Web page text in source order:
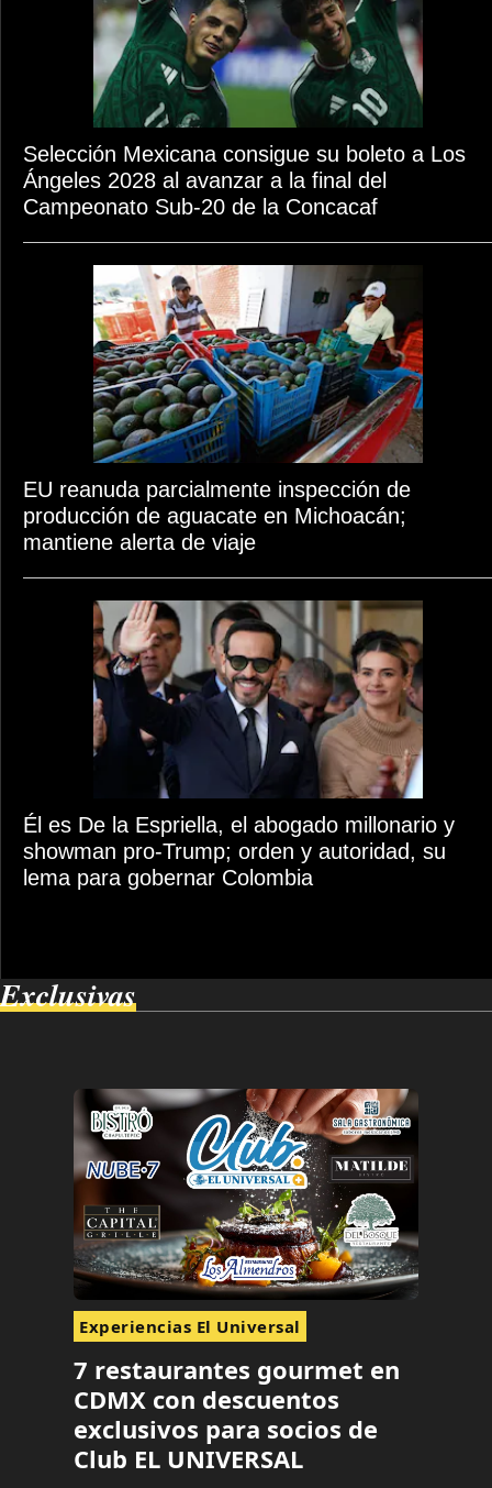
Selección Mexicana consigue su boleto a Los
Ángeles 2028 al avanzar a la final del
Campeonato Sub-20 de la Concacaf
EU reanuda parcialmente inspección de
producción de aguacate en Michoacán;
mantiene alerta de viaje
Él es De la Espriella, el abogado millonario y
showman pro-Trump; orden y autoridad, su
lema para gobernar Colombia
Exclusivas
Experiencias El Universal
7 restaurantes gourmet en
CDMX con descuentos
exclusivos para socios de
Club EL UNIVERSAL